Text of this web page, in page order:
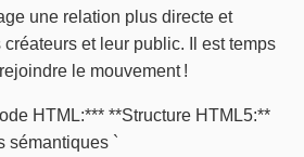
une relation plus directe et
et leur public. Il est temps
le mouvement !
HTML:*** **Structure HTML5:**
sémantiques `